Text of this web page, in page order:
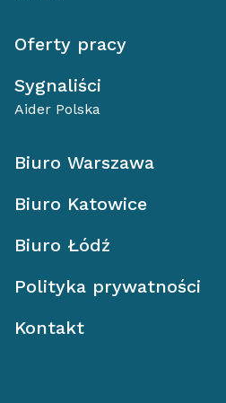
Oferty pracy
Sygnaliści
Aider Polska
Biuro Warszawa
Biuro Katowice
Biuro Łódź
Polityka prywatności
Kontakt